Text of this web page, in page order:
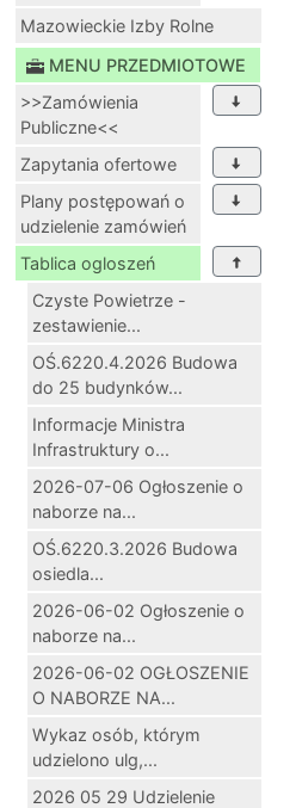
Mazowieckie Izby Rolne
MENU PRZEDMIOTOWE
>>Zamówienia
Publiczne<<
Zapytania ofertowe
Plany postępowań o
udzielenie zamówień
Tablica ogloszeń
Czyste Powietrze -
zestawienie...
OŚ.6220.4.2026 Budowa
do 25 budynków...
Informacje Ministra
Infrastruktury o...
2026-07-06 Ogłoszenie o
naborze na...
OŚ.6220.3.2026 Budowa
osiedla...
2026-06-02 Ogłoszenie o
naborze na...
2026-06-02 OGŁOSZENIE
O NABORZE NA...
Wykaz osób, którym
udzielono ulg,...
2026 05 29 Udzielenie